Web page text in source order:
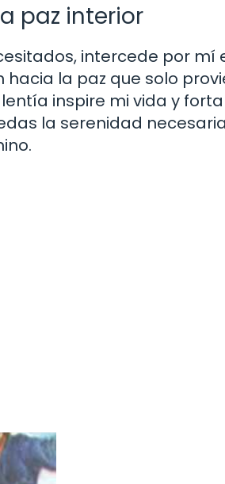
paz interior
intercede por mí
la paz que solo
inspire mi vida y
la serenidad